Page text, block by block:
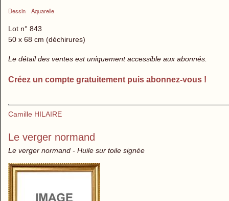
Dessin Aquarelle
Lot n° 843
50 x 68 cm (déchirures)
Le détail des ventes est uniquement accessible aux abonnés.
Créez un compte gratuitement puis abonnez-vous !
Camille HILAIRE
Le verger normand
Le verger normand - Huile sur toile signée